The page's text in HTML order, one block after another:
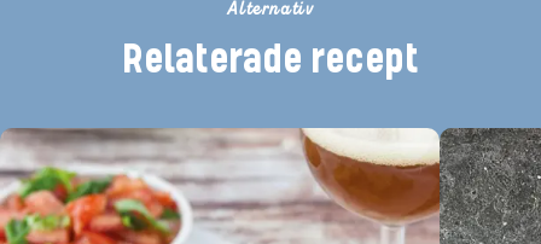
Alternativ
Relaterade recept